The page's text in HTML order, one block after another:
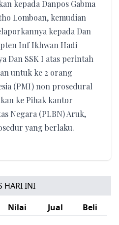
kepada Danpos Gabma
Lomboan, kemudian
kepada Dan
Inf Ikhwan Hadi
Dan SSK I atas perintah
untuk ke 2 orang
(PMI) non prosedural
ke Pihak kantor
Negara (PLBN) Aruk,
yang berlaku.
HARI INI
Nilai Jual Beli